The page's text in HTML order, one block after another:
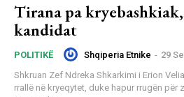
Tirana pa
kandidat
POLITIKË Shqiperia Etnike - 29
Shkruan Zef Ndreka Shkarkimi i Erion Veliajt krijoi një vakum politik të
rrallë në kryeqytet, duke hapur rrugën